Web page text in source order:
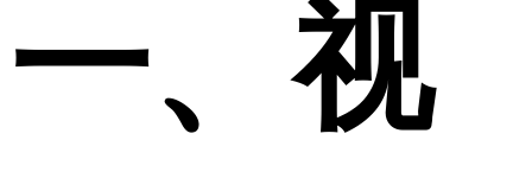
一、视